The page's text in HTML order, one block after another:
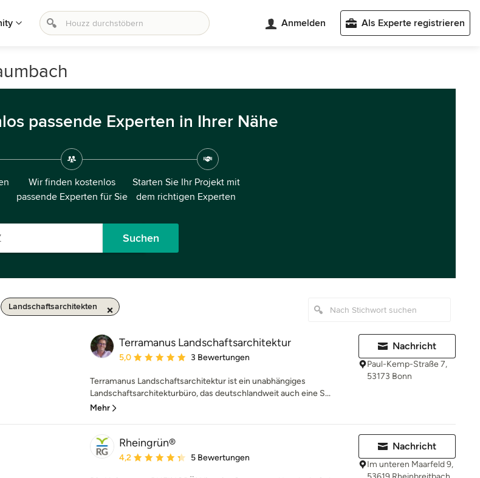
Anmelden Als Experte registrieren
passende Experten in Ihrer Nähe
Wir finden kostenlos
passende Experten für Sie
Starten Sie Ihr Projekt mit
dem richtigen Experten
Suchen
Landschaftsarchitekten
Terramanus Landschaftsarchitektur
Durchschnittliche Bewertung: 5 von 5 Sternen
5,0 3 Bewertungen
Terramanus Landschaftsarchitektur ist ein unabhängiges
Landschaftsarchitekturbüro, das deutschlandweit auch eine S...
Mehr
Nachricht
Paul-Kemp-Straße 7,
53173 Bonn
Rheingrün®
Durchschnittliche Bewertung: 4.2 von 5 Sternen
4,2 5 Bewertungen
Nachricht
Im unteren Maarfeld 9,